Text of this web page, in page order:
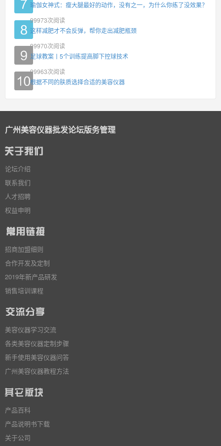
瑜伽女神式：瘦大腿最好的动作，没有之一，为什么你练了没效果？
99973次阅读
这样减肥才不会反弹，帮你走出减肥瓶颈
99970次阅读
足球教案丨5个训练提高脚下控球技术
99963次阅读
根据不同的肤质选择合适的美容仪器
广州美容仪器批发论坛版务管理
论坛介绍
联系我们
人才招聘
权益申明
招商加盟细则
合作开发及定制
2019年新产品研发
销售培训课程
美容仪器学习交流
各类美容仪器定制步骤
新手使用美容仪器问答
广州美容仪器教程方法
产品百科
产品说明书下载
关于公司